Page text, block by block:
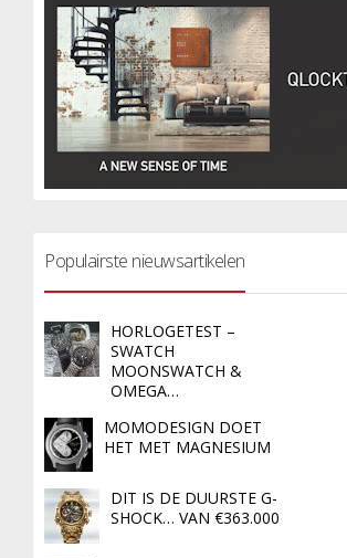
Populairste nieuwsartikelen
HORLOGETEST –
SWATCH
MOONSWATCH &
OMEGA…
MOMODESIGN DOET
HET MET MAGNESIUM
DIT IS DE DUURSTE G-
SHOCK… VAN €363.000